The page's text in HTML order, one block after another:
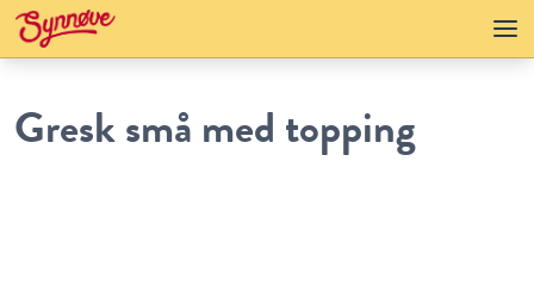
Gresk små med topping